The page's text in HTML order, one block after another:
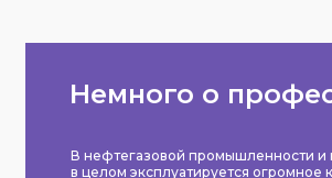
Немного о
В нефтегазовой промышленности и
в целом эксплуатируется огромное